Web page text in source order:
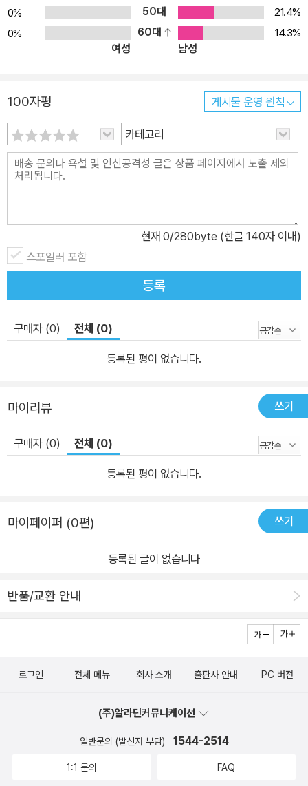
0%
50대
21.4%
0%
60대
14.3%
여성
남성
100자평 게시물 운영 원칙
카테고리
현재 0/280byte (한글 140자 이내)
스포일러 포함
등록
구매자 (0) 전체 (0)
등록된 평이 없습니다.
마이리뷰 쓰기
구매자 (0) 전체 (0)
등록된 평이 없습니다.
마이페이퍼 (0편) 쓰기
등록된 글이 없습니다
반품/교환 안내
로그인 전체 메뉴 회사 소개 출판사 안내 PC 버전
(주)알라딘커뮤니케이션
일반문의 (발신자 부담) 1544-2514
1:1 문의 FAQ